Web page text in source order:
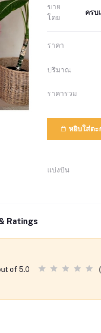
ขาย
โดย
ครบ
ราคา
ปริมาณ
ราคารวม
หยิบใส่ตะ
แบ่งปัน
Ratings
of 5.0